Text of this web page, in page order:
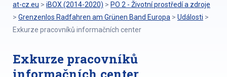
at-cz.eu > iBOX (2014-2020) > PO 2 - Životní prostředí a zdroje
> Grenzenlos Radfahren am Grünen Band Europa > Události >
Exkurze pracovníků informačních center
Exkurze pracovníků